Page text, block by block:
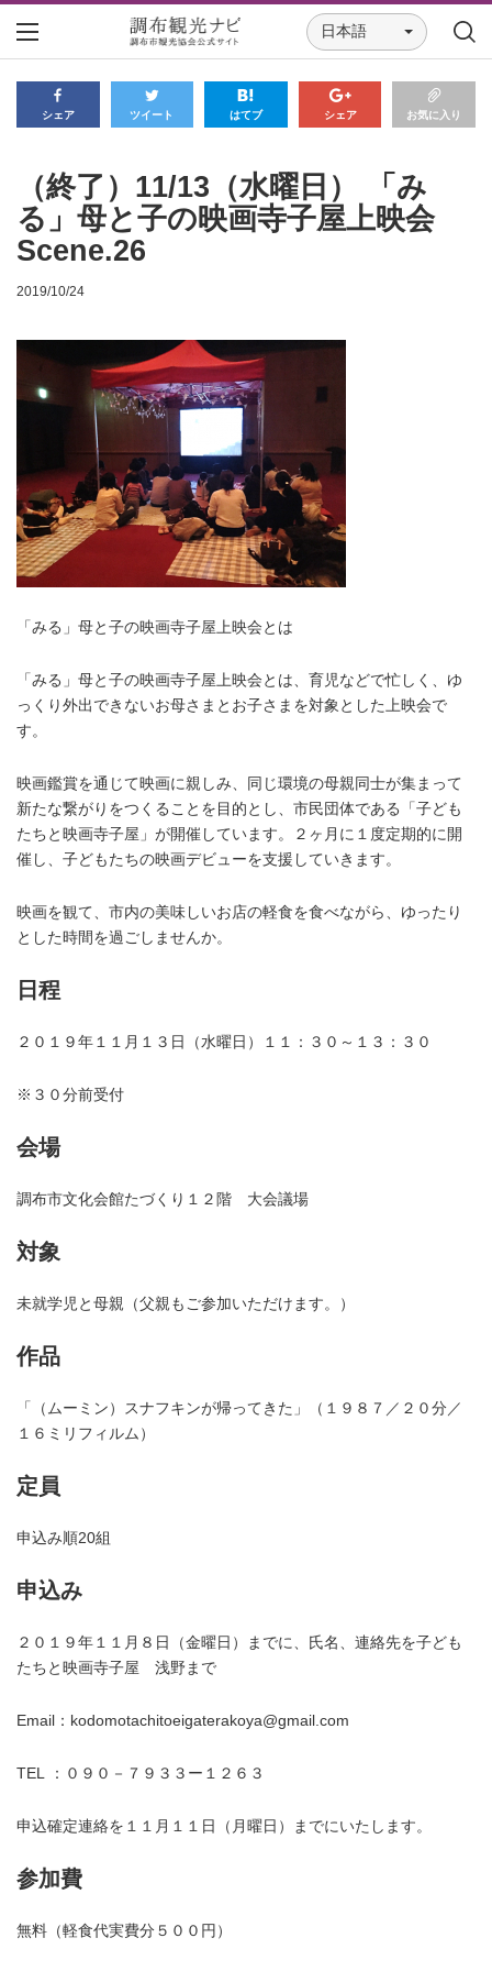
日本語
シェア ツイート はてブ シェア お気に入り
（終了）11/13（水曜日） 「み
る」母と子の映画寺子屋上映会
Scene.26
2019/10/24
「みる」母と子の映画寺子屋上映会とは
「みる」母と子の映画寺子屋上映会とは、育児などで忙しく、ゆ
っくり外出できないお母さまとお子さまを対象とした上映会で
す。
映画鑑賞を通じて映画に親しみ、同じ環境の母親同士が集まって
新たな繋がりをつくることを目的とし、市民団体である「子ども
たちと映画寺子屋」が開催しています。２ヶ月に１度定期的に開
催し、子どもたちの映画デビューを支援していきます。
映画を観て、市内の美味しいお店の軽食を食べながら、ゆったり
とした時間を過ごしませんか。
日程
２０１９年１１月１３日（水曜日）１１：３０～１３：３０
※３０分前受付
会場
調布市文化会館たづくり１２階 大会議場
対象
未就学児と母親（父親もご参加いただけます。）
作品
「（ムーミン）スナフキンが帰ってきた」（１９８７／２０分／
１６ミリフィルム）
定員
申込み順20組
申込み
２０１９年１１月８日（金曜日）までに、氏名、連絡先を子ども
たちと映画寺子屋 浅野まで
Email：kodomotachitoeigaterakoya@gmail.com
TEL ：０９０－７９３３ー１２６３
申込確定連絡を１１月１１日（月曜日）までにいたします。
参加費
無料（軽食代実費分５００円）